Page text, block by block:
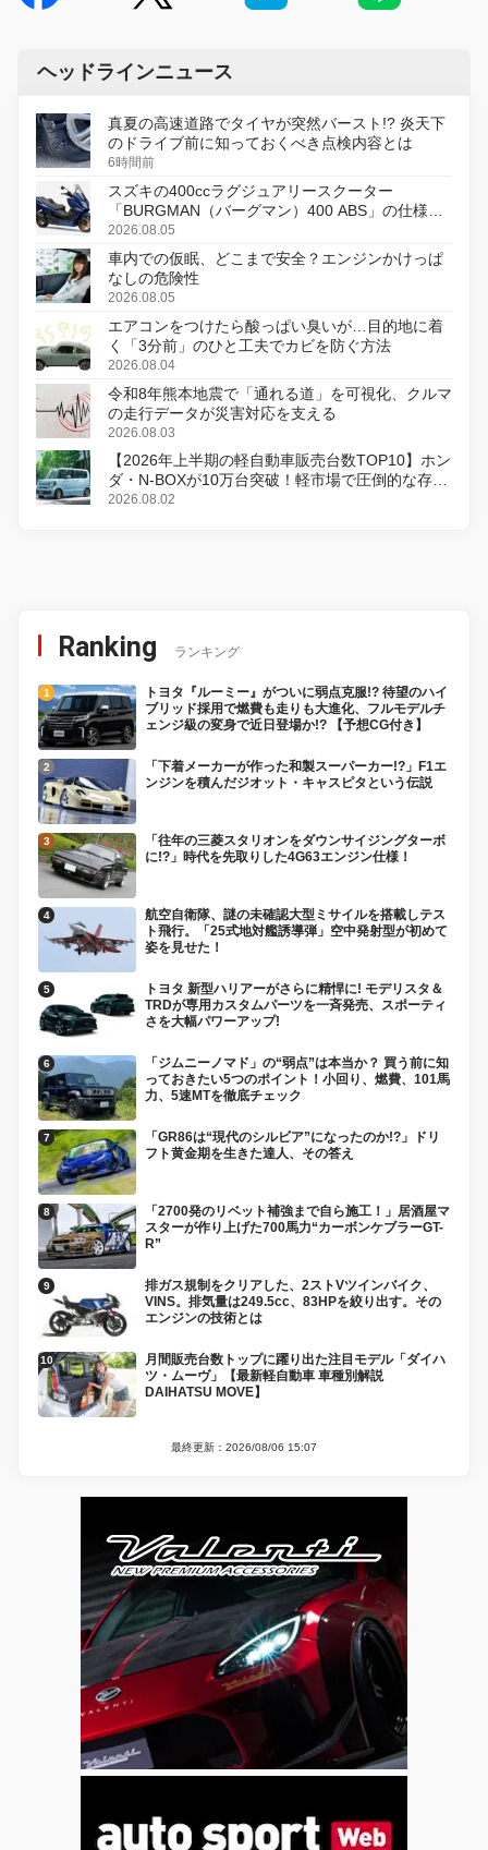
ヘッドラインニュース
真夏の高速道路でタイヤが突然バースト!? 炎天下
のドライブ前に知っておくべき点検内容とは
6時間前
スズキの400ccラグジュアリースクーター
「BURGMAN（バーグマン）400 ABS」の仕様を
変更し、8月18日に発売
2026.08.05
車内での仮眠、どこまで安全？エンジンかけっぱ
なしの危険性
2026.08.05
エアコンをつけたら酸っぱい臭いが…目的地に着
く「3分前」のひと工夫でカビを防ぐ方法
2026.08.04
令和8年熊本地震で「通れる道」を可視化、クルマ
の走行データが災害対応を支える
2026.08.03
【2026年上半期の軽自動車販売台数TOP10】ホン
ダ・N-BOXが10万台突破！軽市場で圧倒的な存在
感
2026.08.02
Ranking ランキング
トヨタ『ルーミー』がついに弱点克服!? 待望のハイ
ブリッド採用で燃費も走りも大進化、フルモデルチ
ェンジ級の変身で近日登場か!? 【予想CG付き】
「下着メーカーが作った和製スーパーカー!?」F1エ
ンジンを積んだジオット・キャスピタという伝説
「往年の三菱スタリオンをダウンサイジングターボ
に!?」時代を先取りした4G63エンジン仕様！
航空自衛隊、謎の未確認大型ミサイルを搭載しテス
ト飛行。「25式地対艦誘導弾」空中発射型が初めて
姿を見せた！
トヨタ 新型ハリアーがさらに精悍に! モデリスタ＆
TRDが専用カスタムパーツを一斉発売、スポーティ
さを大幅パワーアップ!
「ジムニーノマド」の“弱点”は本当か？ 買う前に知
っておきたい5つのポイント！小回り、燃費、101馬
力、5速MTを徹底チェック
「GR86は“現代のシルビア”になったのか!?」ドリ
フト黄金期を生きた達人、その答え
「2700発のリベット補強まで自ら施工！」居酒屋マ
スターが作り上げた700馬力“カーボンケブラーGT-
R”
排ガス規制をクリアした、2ストVツインバイク、
VINS。排気量は249.5cc、83HPを絞り出す。その
エンジンの技術とは
月間販売台数トップに躍り出た注目モデル「ダイハ
ツ・ムーヴ」【最新軽自動車 車種別解説
DAIHATSU MOVE】
最終更新：2026/08/06 15:07